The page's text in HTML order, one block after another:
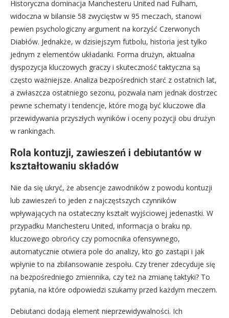
Historyczna dominacja Manchesteru United nad Fulham,
widoczna w bilansie 58 zwycięstw w 95 meczach, stanowi
pewien psychologiczny argument na korzyść Czerwonych
Diabłów. Jednakże, w dzisiejszym futbolu, historia jest tylko
jednym z elementów układanki. Forma drużyn, aktualna
dyspozycja kluczowych graczy i skuteczność taktyczna są
często ważniejsze. Analiza bezpośrednich starć z ostatnich lat,
a zwłaszcza ostatniego sezonu, pozwala nam jednak dostrzec
pewne schematy i tendencje, które mogą być kluczowe dla
przewidywania przyszłych wyników i oceny pozycji obu drużyn
w rankingach.
Rola kontuzji, zawieszeń i debiutantów w
kształtowaniu składów
Nie da się ukryć, że absencje zawodników z powodu kontuzji
lub zawieszeń to jeden z najczęstszych czynników
wpływających na ostateczny kształt wyjściowej jedenastki. W
przypadku Manchesteru United, informacja o braku np.
kluczowego obrońcy czy pomocnika ofensywnego,
automatycznie otwiera pole do analizy, kto go zastąpi i jak
wpłynie to na zbilansowanie zespołu. Czy trener zdecyduje się
na bezpośredniego zmiennika, czy też na zmianę taktyki? To
pytania, na które odpowiedzi szukamy przed każdym meczem.
Debiutanci dodają element nieprzewidywalności. Ich